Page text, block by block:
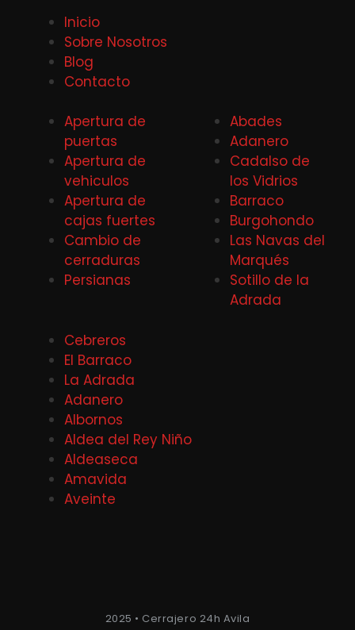
Inicio
Sobre Nosotros
Blog
Contacto
Apertura de
puertas
Apertura de
vehiculos
Apertura de
cajas fuertes
Cambio de
cerraduras
Persianas
Abades
Adanero
Cadalso de
los Vidrios
Barraco
Burgohondo
Las Navas del
Marqués
Sotillo de la
Adrada
Cebreros
El Barraco
La Adrada
Adanero
Albornos
Aldea del Rey Niño
Aldeaseca
Amavida
Aveinte
2025 • Cerrajero 24h Avila